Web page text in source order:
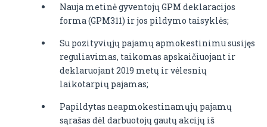
Nauja metinė gyventojų GPM deklaracijos
forma (GPM311) ir jos pildymo taisyklės;
Su pozityviųjų pajamų apmokestinimu susijęs
reguliavimas, taikomas apskaičiuojant ir
deklaruojant 2019 metų ir vėlesnių
laikotarpių pajamas;
Papildytas neapmokestinamųjų pajamų
sąrašas dėl darbuotojų gautų akcijų iš